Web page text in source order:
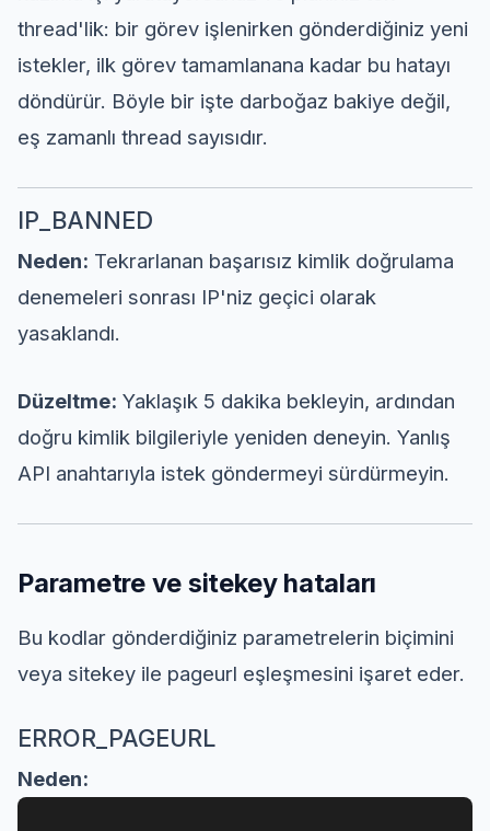
thread'lik: bir görev işlenirken gönderdiğiniz yeni
istekler, ilk görev tamamlanana kadar bu hatayı
döndürür. Böyle bir işte darboğaz bakiye değil,
eş zamanlı thread sayısıdır.
IP_BANNED
Neden: Tekrarlanan başarısız kimlik doğrulama
denemeleri sonrası IP'niz geçici olarak
yasaklandı.
Düzeltme: Yaklaşık 5 dakika bekleyin, ardından
doğru kimlik bilgileriyle yeniden deneyin. Yanlış
API anahtarıyla istek göndermeyi sürdürmeyin.
Parametre ve sitekey hataları
Bu kodlar gönderdiğiniz parametrelerin biçimini
veya sitekey ile pageurl eşleşmesini işaret eder.
ERROR_PAGEURL
Neden: